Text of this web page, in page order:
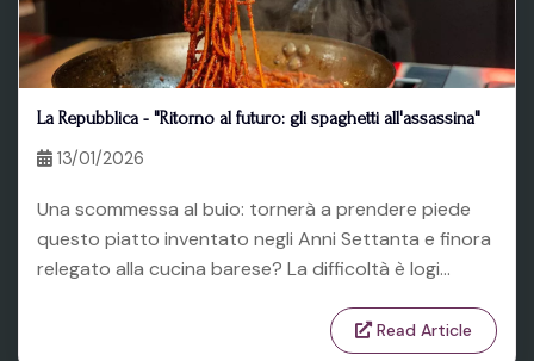
La Repubblica - "Ritorno al futuro: gli spaghetti all'assassina"
13/01/2026
Una scommessa al buio: tornerà a prendere piede
questo piatto inventato negli Anni Settanta e finora
relegato alla cucina barese? La difficoltà è logi...
Read Article